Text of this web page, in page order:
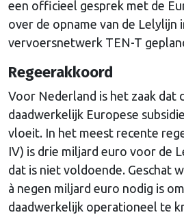
een officieel gesprek met de
over de opname van de Lelylijn
vervoersnetwerk TEN-T
Regeerakkoord
Voor Nederland is het zaak dat
daadwerkelijk Europese
vloeit. In het meest recente
IV) is drie miljard euro voor de
dat is niet voldoende. Geschat
à negen miljard euro nodig is
daadwerkelijk operationeel te